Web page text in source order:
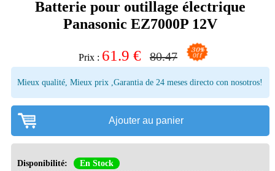
Batterie pour outillage électrique
Panasonic EZ7000P 12V
Prix : 61.9 € 80.47
Mieux qualité, Mieux prix ,Garantia de 24 meses directo con nosotros!
Ajouter au panier
Disponibilité: En Stock